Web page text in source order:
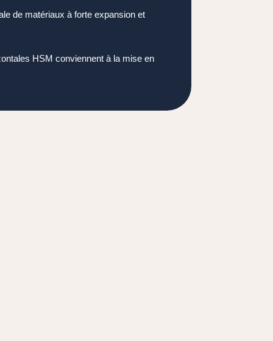
de matériaux à forte expansion et
HSM conviennent à la mise en